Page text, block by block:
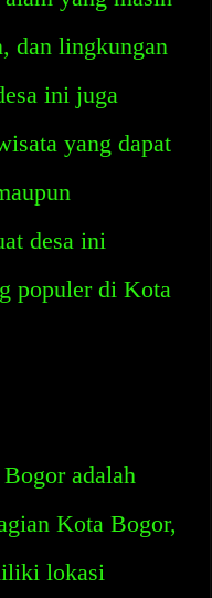
dan lingkungan
ini juga
yang dapat
desa ini
populer di Kota
adalah
Kota Bogor,
lokasi